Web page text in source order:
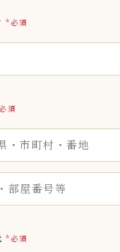
*必須
須
*必須